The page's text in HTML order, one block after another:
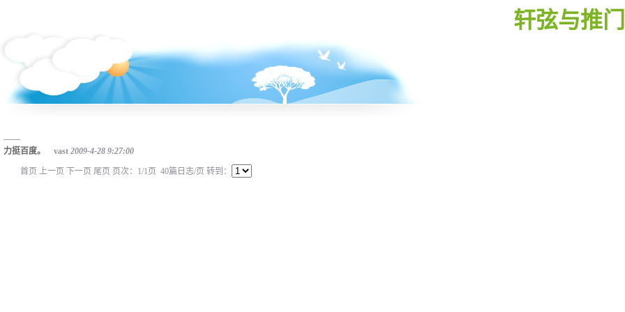
轩弦与推门
——
力挺百度。
vast 2009-4-28 9:27:00
首页 上一页 下一页 尾页 页次：1/1页 40篇日志/页 转到：